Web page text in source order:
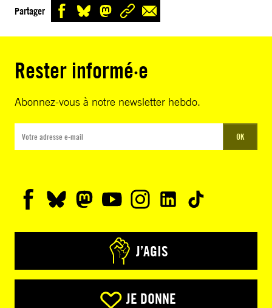
Partager
Rester informé·e
Abonnez-vous à notre newsletter hebdo.
OK
J’AGIS
JE DONNE